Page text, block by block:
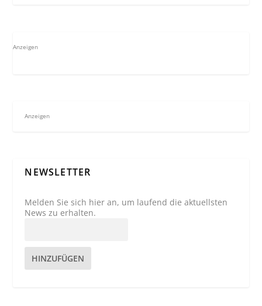
Anzeigen
Anzeigen
NEWSLETTER
Melden Sie sich hier an, um laufend die aktuellsten
News zu erhalten.
HINZUFÜGEN